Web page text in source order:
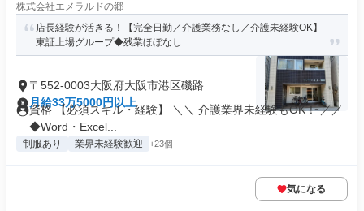
株式会社エメラルドの郷
店長経験が活きる！【完全日勤／介護業務なし／介護未経験OK】
東証上場グループ◆残業ほぼなし...
〒552-0003大阪府大阪市港区磯路
月給33万5000円以上
資格 【必須スキル・経験】 ＼＼ 介護業界未経験もOK！ ／／
◆Word・Excel...
制服あり 業界未経験歓迎 +23個
気になる